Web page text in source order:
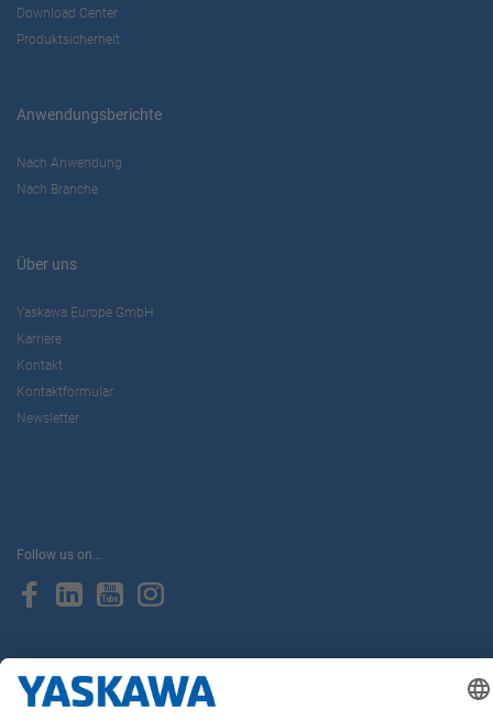
Download Center
Produktsicherheit
Anwendungsberichte
Nach Anwendung
Nach Branche
Über uns
Yaskawa Europe GmbH
Karriere
Kontakt
Kontaktformular
Newsletter
Follow us on...